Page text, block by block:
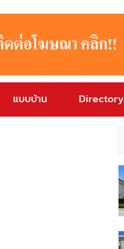
แบบบ้าน Directory